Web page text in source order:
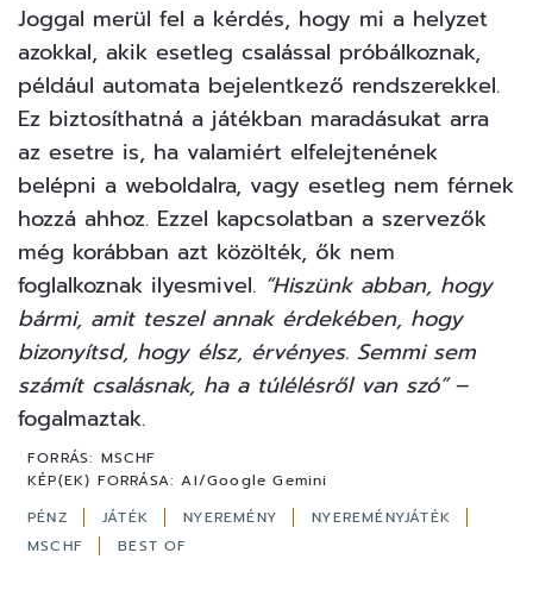
Joggal merül fel a kérdés, hogy mi a helyzet
azokkal, akik esetleg csalással próbálkoznak,
például automata bejelentkező rendszerekkel.
Ez biztosíthatná a játékban maradásukat arra
az esetre is, ha valamiért elfelejtenének
belépni a weboldalra, vagy esetleg nem férnek
hozzá ahhoz. Ezzel kapcsolatban a szervezők
még korábban azt közölték, ők nem
foglalkoznak ilyesmivel. “Hiszünk abban, hogy
bármi, amit teszel annak érdekében, hogy
bizonyítsd, hogy élsz, érvényes. Semmi sem
számít csalásnak, ha a túlélésről van szó”–
fogalmaztak.
FORRÁS: MSCHF
KÉP(EK) FORRÁSA: AI/Google Gemini
PÉNZ
JÁTÉK NYEREMÉNY
NYEREMÉNYJÁTÉK
MSCHF
BEST OF